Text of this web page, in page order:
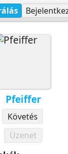
Pfeiffer
Követés
Üzenet